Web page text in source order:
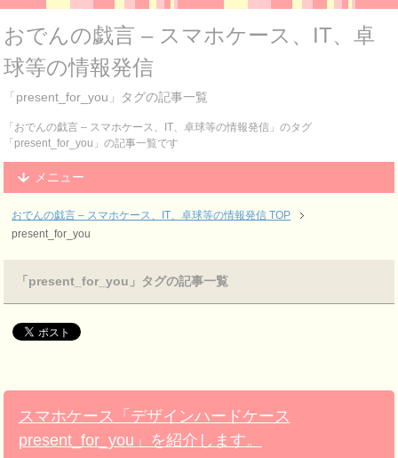
おでんの戯言 – スマホケース、IT、卓
球等の情報発信
「present_for_you」タグの記事一覧
「おでんの戯言 – スマホケース、IT、卓球等の情報発信」のタグ
「present_for_you」の記事一覧です
メニュー
おでんの戯言 – スマホケース、IT、卓球等の情報発信 TOP
present_for_you
「present_for_you」タグの記事一覧
スマホケース「デザインハードケース
present_for_you」を紹介します。